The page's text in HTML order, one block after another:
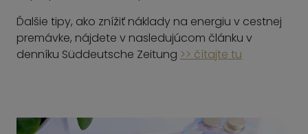
Ďalšie tipy, ako znížiť náklady na energiu v cestnej
premávke, nájdete v nasledujúcom článku v
denníku Süddeutsche Zeitung >> čítajte tu